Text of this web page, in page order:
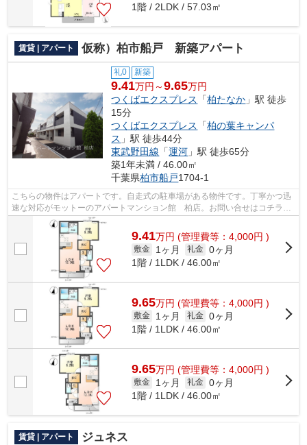
1階 / 2LDK / 57.03㎡
賃貸 | アパート 仮称）柏市船戸 新築アパート
礼0 新築
9.41万円～9.65万円
つくばエクスプレス
「柏たなか 」駅 徒歩
15分
つくばエクスプレス
「柏の葉キャンパ
ス 」駅 徒歩44分
東武野田線 「運河 」駅 徒歩65分
築1年未満 / 46.00㎡
千葉県柏市船戸1704-1
こちらの物件はアパートです。自走式の駐車場がある物件です。丁寧かつ迅
速な対応がモットーのアパートマンション館 柏店。お問い合せはコチラか
ら04-7167-1222/kasiwa@apa-to.co.jp...
9.41万円 (管理費等：4,000円 )
敷金 1ヶ月 礼金 0ヶ月
1階 / 1LDK / 46.00㎡
9.65万円 (管理費等：4,000円 )
敷金 1ヶ月 礼金 0ヶ月
1階 / 1LDK / 46.00㎡
9.65万円 (管理費等：4,000円 )
敷金 1ヶ月 礼金 0ヶ月
1階 / 1LDK / 46.00㎡
賃貸 | アパート ジュネス